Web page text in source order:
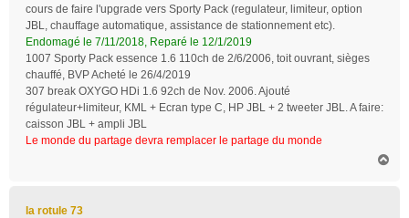
cours de faire l'upgrade vers Sporty Pack (regulateur, limiteur, option
JBL, chauffage automatique, assistance de stationnement etc).
Endomagé le 7/11/2018, Reparé le 12/1/2019
1007 Sporty Pack essence 1.6 110ch de 2/6/2006, toit ouvrant, sièges
chauffé, BVP Acheté le 26/4/2019
307 break OXYGO HDi 1.6 92ch de Nov. 2006. Ajouté
régulateur+limiteur, KML + Ecran type C, HP JBL + 2 tweeter JBL. A faire:
caisson JBL + ampli JBL
Le monde du partage devra remplacer le partage du monde
la rotule 73